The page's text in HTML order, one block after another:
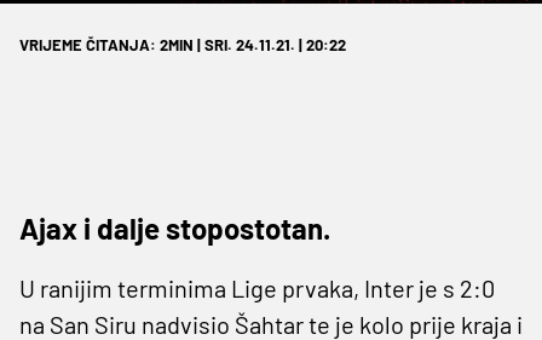
VRIJEME ČITANJA: 2MIN | SRI. 24.11.21. | 20:22
Ajax i dalje stopostotan.
U ranijim terminima Lige prvaka, Inter je s 2:0
na San Siru nadvisio Šahtar te je kolo prije kraja i